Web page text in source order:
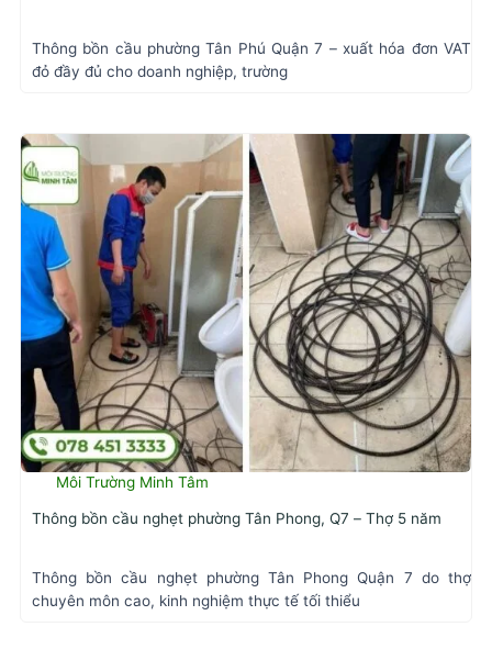
Thông bồn cầu phường Tân Phú Quận 7 – xuất hóa đơn VAT
đỏ đầy đủ cho doanh nghiệp, trường
Môi Trường Minh Tâm
Thông bồn cầu nghẹt phường Tân Phong, Q7 – Thợ 5 năm
Thông bồn cầu nghẹt phường Tân Phong Quận 7 do thợ
chuyên môn cao, kinh nghiệm thực tế tối thiểu